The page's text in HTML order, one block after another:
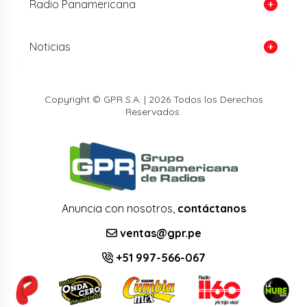
Radio Panamericana
Noticias
Copyright © GPR S.A. | 2026 Todos los Derechos
Reservados.
Anuncia con nosotros, contáctanos
ventas@gpr.pe
+51 997-566-067